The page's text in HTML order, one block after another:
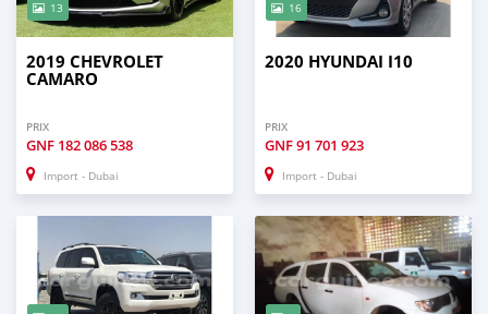
13
2019 CHEVROLET
CAMARO
PRIX
GNF 182 086 538
Import - Dubai
16
2020 HYUNDAI I10
PRIX
GNF91 701 923
Import - Dubai